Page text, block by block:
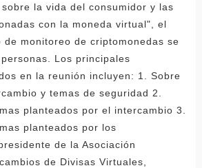
la vida del consumidor y las
con la moneda virtual", el
de monitoreo de criptomonedas se
Los principales
en la reunión incluyen: 1. Sobre
y temas de seguridad 2.
planteados por el intercambio 3.
planteados por los
de la Asociación
de Divisas Virtuales,